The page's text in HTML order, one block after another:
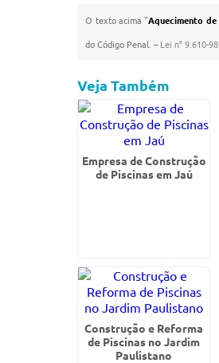
O texto acima "Aquecimento de
do Código Penal. –Lei n° 9.610-
Veja Também
Empresa de Construção
de Piscinas em Jaú
Construção e Reforma
de Piscinas no Jardim
Paulistano